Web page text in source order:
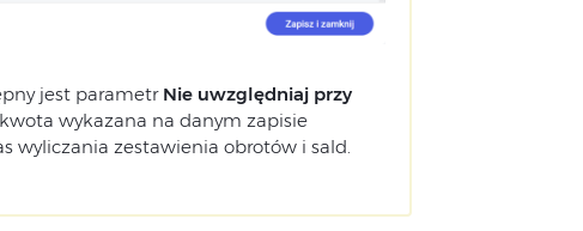
jest parametr Nie uwzględniaj przy
wykazana na danym zapisie
wyliczania zestawienia obrotów i sald.